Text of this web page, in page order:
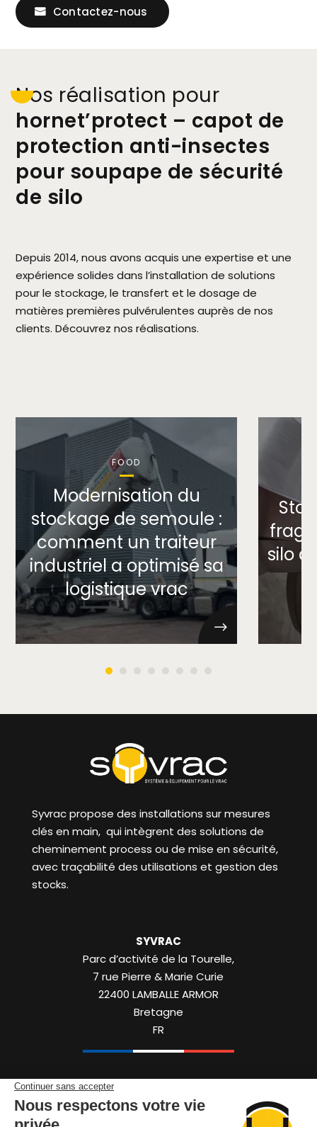
Contactez-nous
nos réalisation pour
hornet’protect – capot de
protection anti-insectes
pour soupape de sécurité
de silo
Depuis 2014, nous avons acquis une expertise et une
expérience solides dans l’installation de solutions
pour le stockage, le transfert et le dosage de
matières premières pulvérulentes auprès de nos
clients. Découvrez nos réalisations.
FOOD
Modernisation du
stockage de semoule :
comment un traiteur
industriel a optimisé sa
logistique vrac
silo
Syvrac propose des installations sur mesures
clés en main, qui intègrent des solutions de
cheminement process ou de mise en sécurité,
avec traçabilité des utilisations et gestion des
stocks.
SYVRAC
Parc d’activité de la Tourelle,
7 rue Pierre & Marie Curie
22400 LAMBALLE ARMOR
Bretagne
FR
+33 (0)2 96 50 50 88